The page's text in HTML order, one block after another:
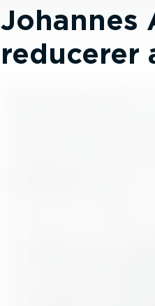
Johannes
reducerer